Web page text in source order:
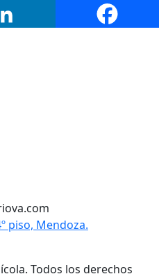
piso, Mendoza.
Todos los derechos